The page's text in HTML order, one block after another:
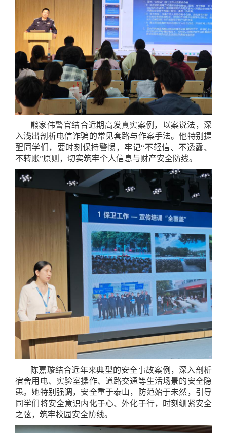
熊家伟警官结合近期高发真实案例，以案说法，深
入浅出剖析电信诈骗的常见套路与作案手法。他特别提
醒同学们，要时刻保持警惕，牢记“不轻信、不透露、
不转账”原则，切实筑牢个人信息与财产安全防线。
陈嘉璇结合近年来典型的安全事故案例，深入剖析
宿舍用电、实验室操作、道路交通等生活场景的安全隐
患。她特别强调，安全重于泰山，防范始于未然，引导
同学们将安全意识内化于心、外化于行，时刻绷紧安全
之弦，筑牢校园安全防线。